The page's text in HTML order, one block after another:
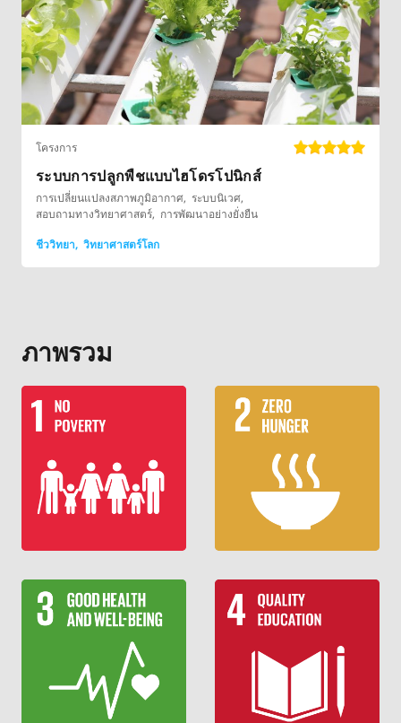
โครงการ
ระบบการปลูกพืชแบบไฮโดรโปนิกส์
การเปลี่ยนแปลงสภาพภูมิอากาศ ระบบนิเวศ
สอบถามทางวิทยาศาสตร์ การพัฒนาอย่างยั่งยืน
ชีววิทยา วิทยาศาสตร์โลก
ภาพรวม